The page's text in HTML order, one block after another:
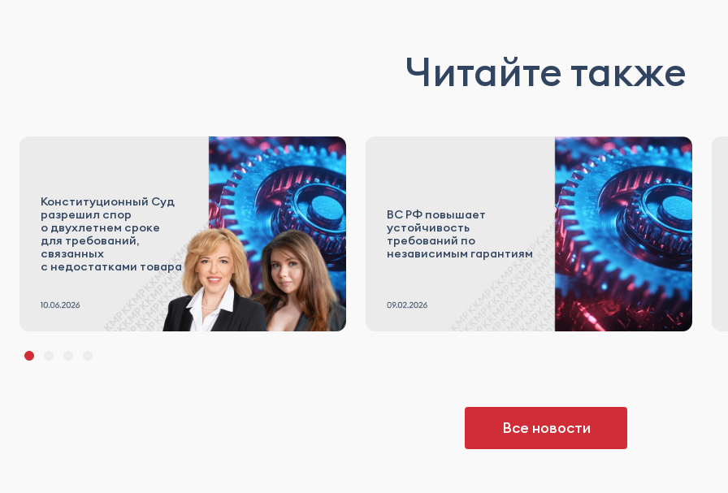
Читайте также
Конституционный Суд
разрешил спор
о двухлетнем сроке
для требований,
связанных
с недостатками товара
ВС РФ повышает
устойчивость
требований по
независимым гарантиям
Все новости